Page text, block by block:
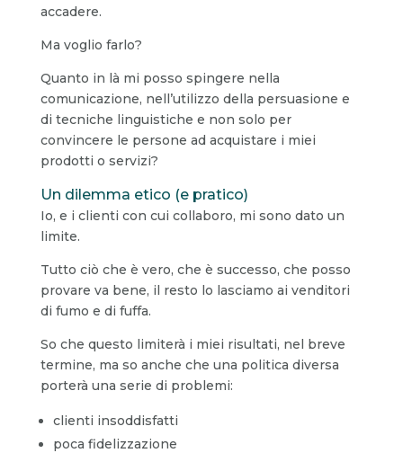
accadere.
Ma voglio farlo?
Quanto in là mi posso spingere nella
comunicazione, nell’utilizzo della persuasione e
di tecniche linguistiche e non solo per
convincere le persone ad acquistare i miei
prodotti o servizi?
Un dilemma etico (e pratico)
Io, e i clienti con cui collaboro, mi sono dato un
limite.
Tutto ciò che è vero, che è successo, che posso
provare va bene, il resto lo lasciamo ai venditori
di fumo e di fuffa.
So che questo limiterà i miei risultati, nel breve
termine, ma so anche che una politica diversa
porterà una serie di problemi:
clienti insoddisfatti
poca fidelizzazione